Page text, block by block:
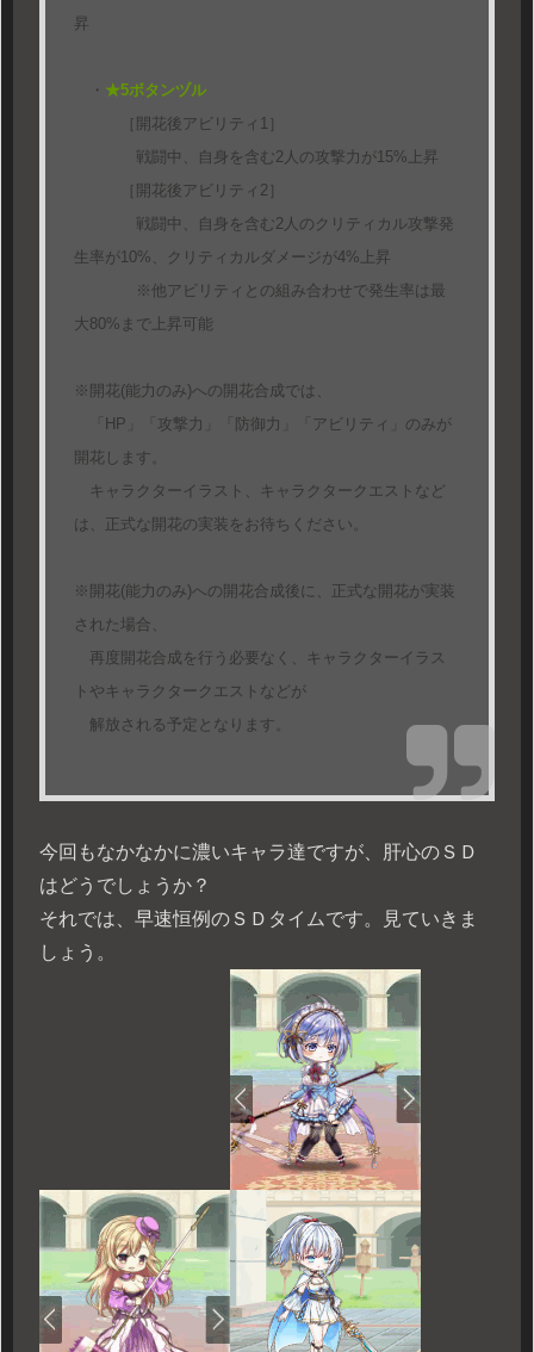
昇
・ ★5ボタンヅル
［開花後アビリティ1］
戦闘中、自身を含む2人の攻撃力が15%上昇
［開花後アビリティ2］
戦闘中、自身を含む2人のクリティカル攻撃発
生率が10%、クリティカルダメージが4%上昇
※他アビリティとの組み合わせで発生率は最
大80%まで上昇可能
※開花(能力のみ)への開花合成では、
「HP」「攻撃力」「防御力」「アビリティ」のみが
開花します。
キャラクターイラスト、キャラクタークエストなど
は、正式な開花の実装をお待ちください。
※開花(能力のみ)への開花合成後に、正式な開花が実装
された場合、
再度開花合成を行う必要なく、キャラクターイラス
トやキャラクタークエストなどが
解放される予定となります。
今回もなかなかに濃いキャラ達ですが、肝心のＳＤ
はどうでしょうか？
それでは、早速恒例のＳＤタイムです。見ていきま
しょう。